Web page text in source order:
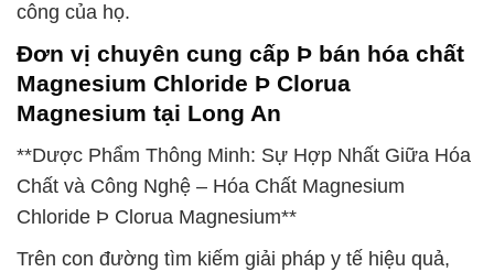
công của họ.
Đơn vị chuyên cung cấp Þ bán hóa chất
Magnesium Chloride Þ Clorua
Magnesium tại Long An
**Dược Phẩm Thông Minh: Sự Hợp Nhất Giữa Hóa
Chất và Công Nghệ – Hóa Chất Magnesium
Chloride Þ Clorua Magnesium**
Trên con đường tìm kiếm giải pháp y tế hiệu quả,